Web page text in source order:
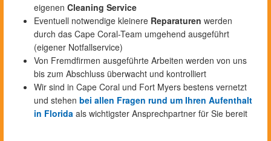
eigenen Cleaning Service
Eventuell notwendige kleinere Reparaturen werden
durch das Cape Coral-Team umgehend ausgeführt
(eigener Notfallservice)
Von Fremdfirmen ausgeführte Arbeiten werden von uns
bis zum Abschluss überwacht und kontrolliert
Wir sind in Cape Coral und Fort Myers bestens vernetzt
und stehen bei allen Fragen rund um Ihren Aufenthalt
in Florida als wichtigster Ansprechpartner für Sie bereit